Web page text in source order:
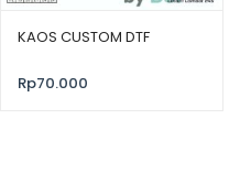
KAOS CUSTOM DTF
Rp70.000